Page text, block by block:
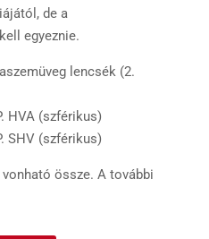
de a
egyeznie.
lencsék (2.
HVA (szférikus)
SHV (szférikus)
össze. A további